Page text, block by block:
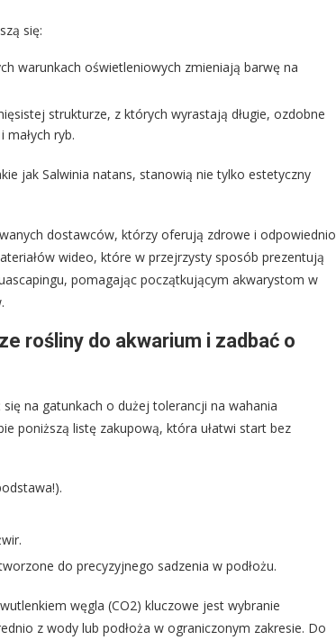
się:
warunkach oświetleniowych zmieniają barwę na
strukturze, z których wyrastają długie, ozdobne
ryb.
jak Salwinia natans, stanowią nie tylko estetyczny
dostawców, którzy oferują zdrowe i odpowiednio
wideo, które w przejrzysty sposób prezentują
pomagając początkującym akwarystom w
rośliny do akwarium i zadbać o
na gatunkach o dużej tolerancji na wahania
poniższą listę zakupową, która ułatwi start bez
do precyzyjnego sadzenia w podłożu.
węgla (CO2) kluczowe jest wybranie
z wody lub podłoża w ograniczonym zakresie. Do